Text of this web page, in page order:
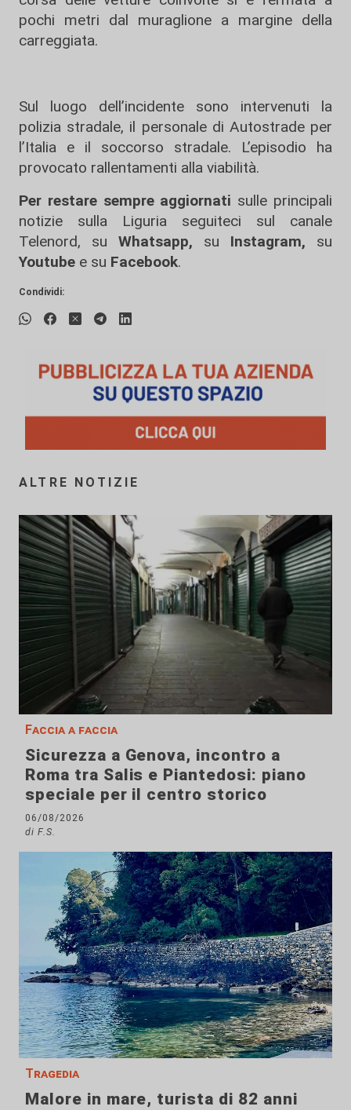
pochi metri dal muraglione a margine della
carreggiata.
Sul luogo dell’incidente sono intervenuti la
polizia stradale, il personale di Autostrade per
l’Italia e il soccorso stradale. L’episodio ha
provocato rallentamenti alla viabilità.
Per restare sempre aggiornati sulle principali
notizie sulla Liguria seguiteci sul canale
Telenord, su
Whatsapp, su Instagram, su
Youtube e su Facebook.
Condividi:
ALTRE NOTIZIE
Faccia a faccia
Sicurezza a Genova, incontro a
Roma tra Salis e Piantedosi: piano
speciale per il centro storico
06/08/2026
di F.S.
Tragedia
Malore in mare, turista di 82 anni